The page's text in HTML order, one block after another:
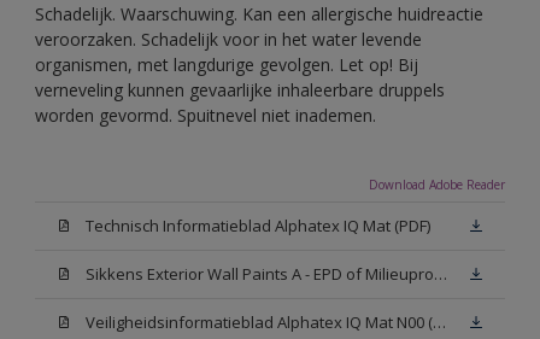
Schadelijk. Waarschuwing. Kan een allergische huidreactie
veroorzaken. Schadelijk voor in het water levende
organismen, met langdurige gevolgen. Let op! Bij
verneveling kunnen gevaarlijke inhaleerbare druppels
worden gevormd. Spuitnevel niet inademen.
Download Adobe Reader
Technisch Informatieblad Alphatex IQ Mat (PDF)
Sikkens Exterior Wall Paints A - EPD of Milieuproductverklaring
Veiligheidsinformatieblad Alphatex IQ Mat N00 (MSDS)